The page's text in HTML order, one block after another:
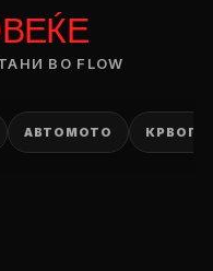
ВО FLOW
АВТОМОТО